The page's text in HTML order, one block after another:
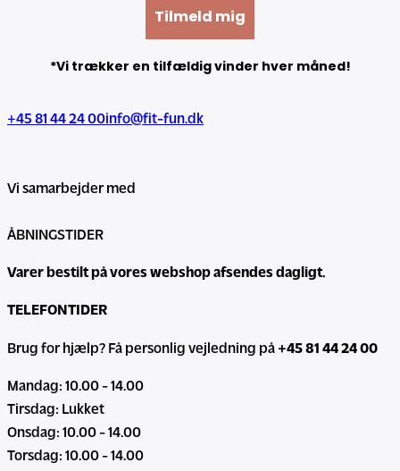
Tilmeld mig
*Vi trækker en tilfældig vinder hver måned!
+45 81 44 24 00info@fit-fun.dk
Vi samarbejder med
ÅBNINGSTIDER
Varer bestilt på vores webshop afsendes dagligt.
TELEFONTIDER
Brug for hjælp? Få personlig vejledning på +45 81 44 24 00
Mandag: 10.00 - 14.00
Tirsdag: Lukket
Onsdag: 10.00 - 14.00
Torsdag: 10.00 - 14.00